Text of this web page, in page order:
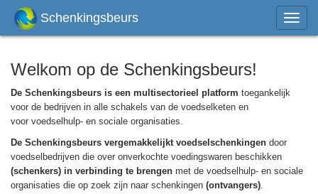
Menu
op
Schenkingsbeurs
Welkom op de Schenkingsbeurs!
De Schenkingsbeurs is een multisectorieel platform toegankelijk
voor de bedrijven in alle schakels van de voedselketen en
voor voedselhulp- en sociale organisaties.
De Schenkingsbeurs vergemakkelijkt voedselschenkingen door
voedselbedrijven die over onverkochte voedingswaren beschikken
(schenkers) in verbinding te brengen met de voedselhulp- en sociale
organisaties die op zoek zijn naar schenkingen (ontvangers).